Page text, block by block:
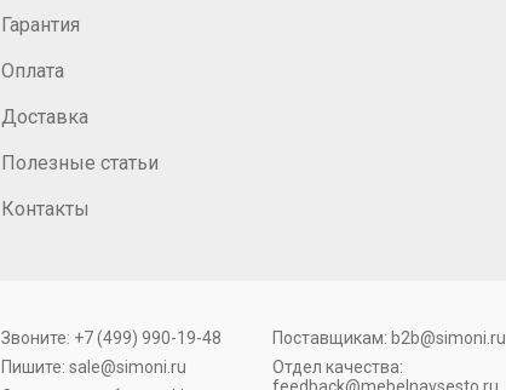
Гарантия
Оплата
Доставка
Полезные статьи
Контакты
Звоните: +7 (499) 990-19-48
Пишите: sale@simoni.ru
Поставщикам: b2b@simoni.ru
Отдел качества: